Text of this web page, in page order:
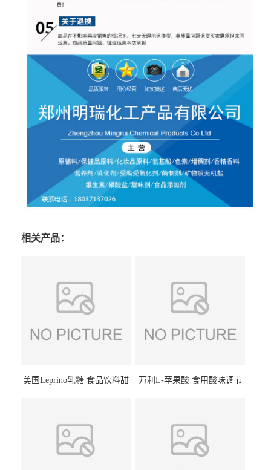
相关产品：
美国Leprino乳糖 食品饮料甜
万利L-苹果酸 食用酸味调节